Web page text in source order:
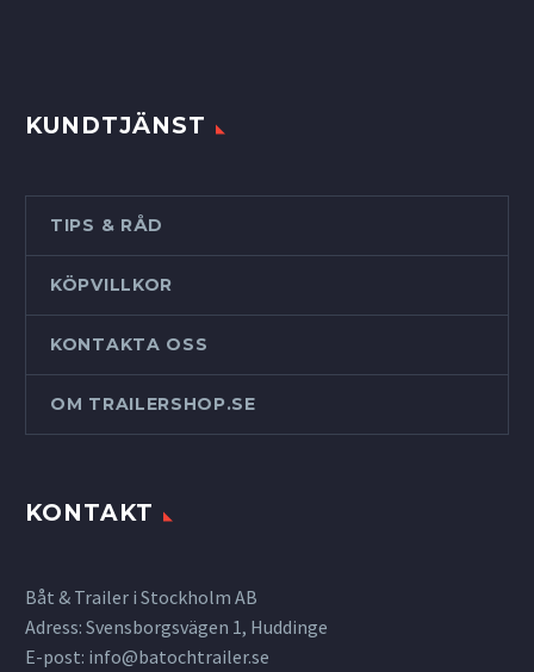
KUNDTJÄNST
TIPS & RÅD
KÖPVILLKOR
KONTAKTA OSS
OM TRAILERSHOP.SE
KONTAKT
Båt & Trailer i Stockholm AB
Adress: Svensborgsvägen 1, Huddinge
E-post: info@batochtrailer.se